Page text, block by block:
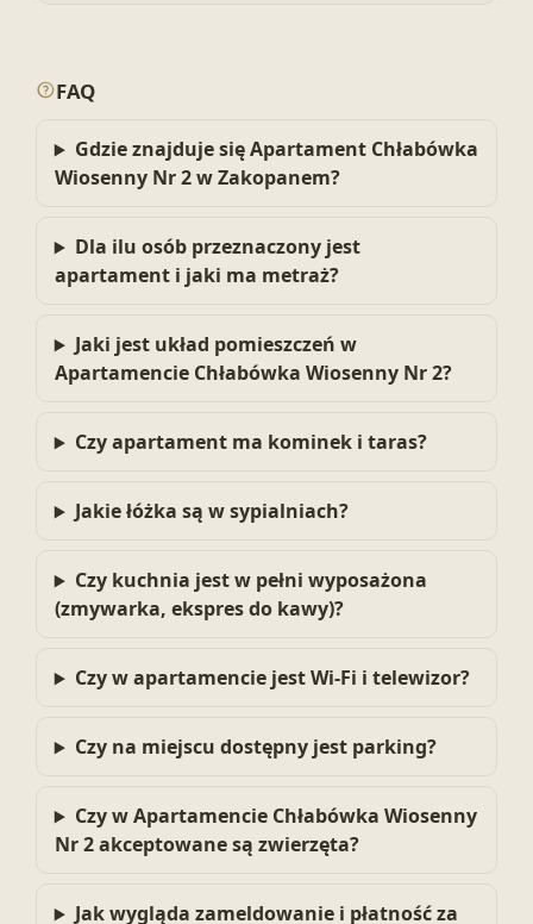
FAQ
Gdzie znajduje się Apartament Chłabówka
Wiosenny Nr 2 w Zakopanem?
Dla ilu osób przeznaczony jest
apartament i jaki ma metraż?
Jaki jest układ pomieszczeń w
Apartamencie Chłabówka Wiosenny Nr 2?
Czy apartament ma kominek i taras?
Jakie łóżka są w sypialniach?
Czy kuchnia jest w pełni wyposażona
(zmywarka, ekspres do kawy)?
Czy w apartamencie jest Wi‑Fi i telewizor?
Czy na miejscu dostępny jest parking?
Czy w Apartamencie Chłabówka Wiosenny
Nr 2 akceptowane są zwierzęta?
Jak wygląda zameldowanie i płatność za